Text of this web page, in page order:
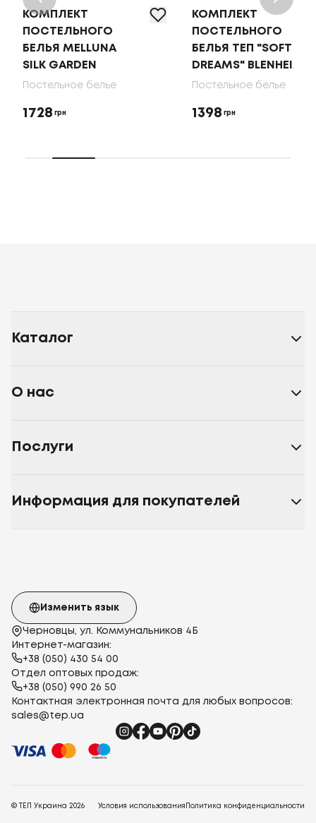
КОМПЛЕКТ
ПОСТЕЛЬНОГО
БЕЛЬЯ MELLUNA
SILK GARDEN
Постельное белье
1728 грн
КОМПЛЕКТ
ПОСТЕЛЬНОГО
БЕЛЬЯ ТЕП "SOFT
DREAMS" BLENHEIM
Постельное белье
1398 грн
Каталог
О нас
Послуги
Информация для покупателей
Черновцы, ул. Коммунальников 4Б
Интернет-магазин:
+38 (050) 430 54 00
Отдел оптовых продаж:
+38 (050) 990 26 50
Контактная электронная почта для любых вопросов:
sales@tep.ua
Изменить язык
© ТЕП Украина 2026 Условия использования Политика конфиденциальности